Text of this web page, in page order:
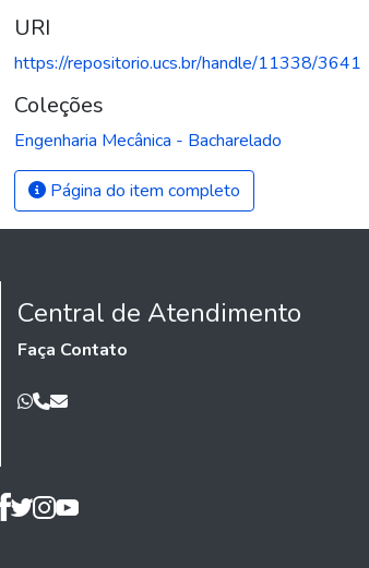
URI
https://repositorio.ucs.br/handle/11338/3641
Coleções
Engenharia Mecânica - Bacharelado
Página do item completo
Central de Atendimento
Faça Contato